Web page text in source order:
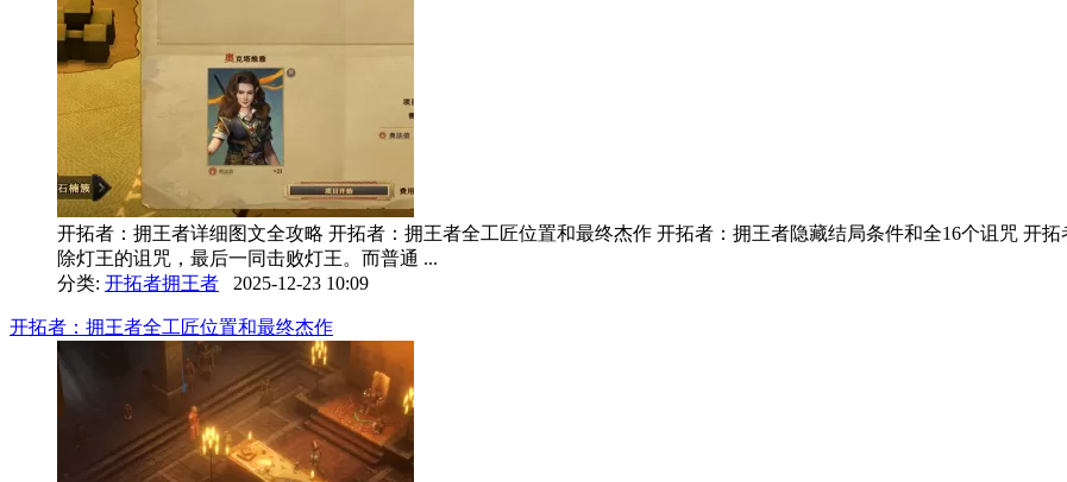
开拓者：拥王者详细图文全攻略 开拓者：拥王者全工匠位置和最终杰作 开拓者：拥王者隐藏结局条件和全16个诅咒 开
除灯王的诅咒，最后一同击败灯王。而普通 ...
分类: 开拓者拥王者 2025-12-23 10:09
开拓者：拥王者全工匠位置和最终杰作